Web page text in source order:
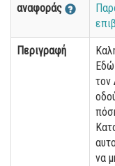
αναφοράς
Περιγραφή
Εδώ
τον
να